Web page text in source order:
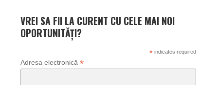
VREI SA FII LA CURENT CU CELE MAI NOI
OPORTUNITĂȚI?
*indicates required
Adresa electronică *